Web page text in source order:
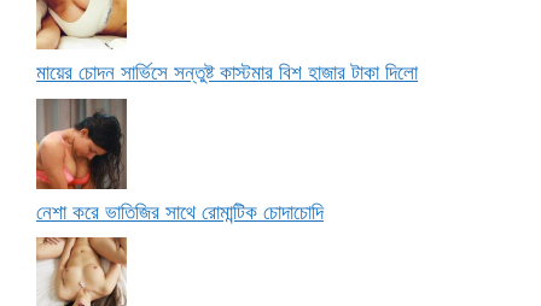
মায়ের চোদন সার্ভিসে সন্তুষ্ট কাস্টমার বিশ হাজার টাকা দিলো
নেশা করে ভাতিজির সাথে রোমান্টিক চোদাচোদি